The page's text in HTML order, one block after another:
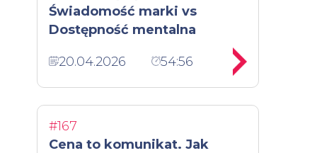
Świadomość marki vs
Dostępność mentalna
20.04.2026 54:56
#167
Cena to komunikat. Jak